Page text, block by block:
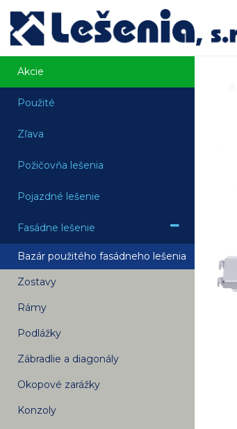
Akcie
Použité
Zľava
Požičovňa lešenia
Pojazdné lešenie
Fasádne lešenie
Bazár použitého fasádneho lešenia
Zostavy
Rámy
Podlážky
Zábradlie a diagonály
Okopové zarážky
Konzoly